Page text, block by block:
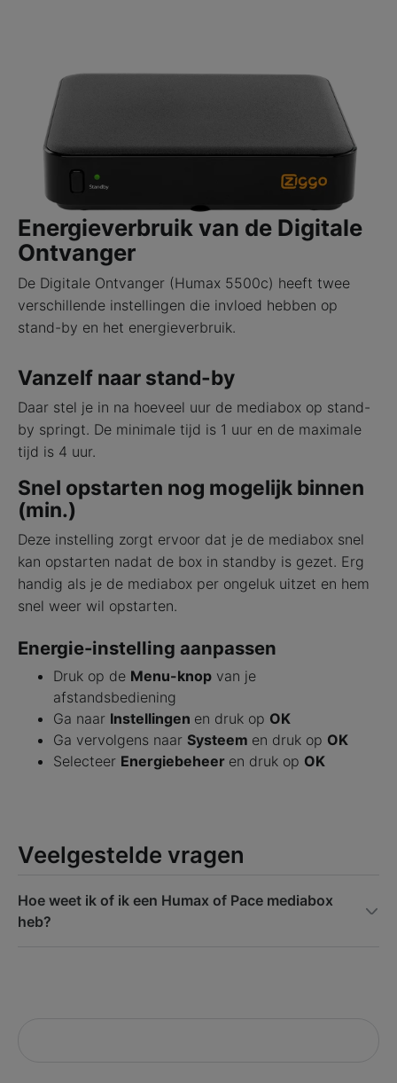
Energieverbruik van de Digitale
Ontvanger
De Digitale Ontvanger (Humax 5500c) heeft twee
verschillende instellingen die invloed hebben op
stand-by en het energieverbruik.
Vanzelf naar stand-by
Daar stel je in na hoeveel uur de mediabox op stand-
by springt. De minimale tijd is 1 uur en de maximale
tijd is 4 uur.
Snel opstarten nog mogelijk binnen
(min.)
Deze instelling zorgt ervoor dat je de mediabox snel
kan opstarten nadat de box in standby is gezet. Erg
handig als je de mediabox per ongeluk uitzet en hem
snel weer wil opstarten.
Energie-instelling aanpassen
Druk op de Menu-knop van je
afstandsbediening
Ga naar Instellingen en druk op OK
Ga vervolgens naar Systeem en druk op OK
Selecteer Energiebeheer en druk op OK
Veelgestelde vragen
Hoe weet ik of ik een Humax of Pace mediabox
heb?